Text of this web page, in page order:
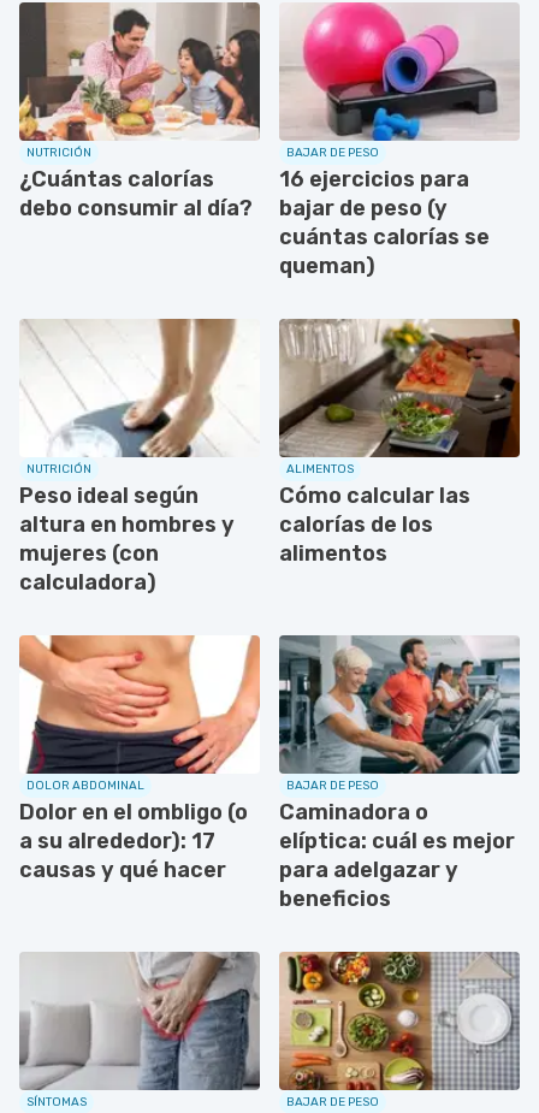
NUTRICIÓN
¿Cuántas calorías
debo consumir al día?
BAJAR DE PESO
16 ejercicios para
bajar de peso (y
cuántas calorías se
queman)
NUTRICIÓN
Peso ideal según
altura en hombres y
mujeres (con
calculadora)
ALIMENTOS
Cómo calcular las
calorías de los
alimentos
DOLOR ABDOMINAL
Dolor en el ombligo (o
a su alrededor): 17
causas y qué hacer
BAJAR DE PESO
Caminadora o
elíptica: cuál es mejor
para adelgazar y
beneficios
SÍNTOMAS BAJAR DE PESO